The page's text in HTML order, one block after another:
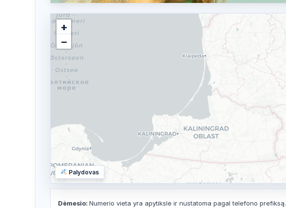
+
−
Palydovas
Dėmesio: Numerio vieta yra apytikslė ir nustatoma pagal telefono prefiksą.